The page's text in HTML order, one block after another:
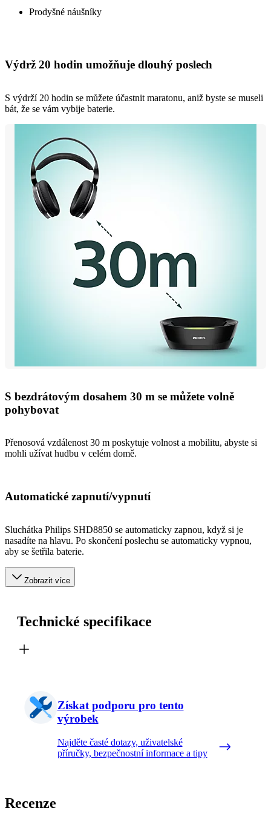
Prodyšné náušníky
Výdrž 20 hodin umožňuje dlouhý poslech
S výdrží 20 hodin se můžete účastnit maratonu, aniž byste se museli
bát, že se vám vybije baterie.
S bezdrátovým dosahem 30 m se můžete volně
pohybovat
Přenosová vzdálenost 30 m poskytuje volnost a mobilitu, abyste si
mohli užívat hudbu v celém domě.
Automatické zapnutí/vypnutí
Sluchátka Philips SHD8850 se automaticky zapnou, když si je
nasadíte na hlavu. Po skončení poslechu se automaticky vypnou,
aby se šetřila baterie.
Zobrazit více
Technické specifikace
Získat podporu pro tento
výrobek
Najděte časté dotazy, uživatelské
příručky, bezpečnostní informace a tipy
Recenze